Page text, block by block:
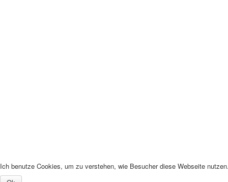
Ich benutze Cookies, um zu verstehen, wie Besucher diese Webseite